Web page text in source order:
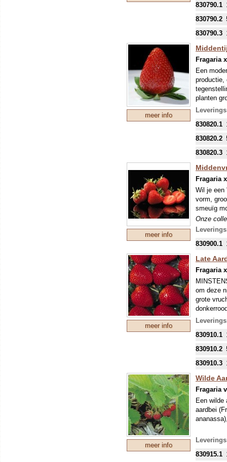
mei
eventuele
830790.1
830790.2
830790.3
meer info
Fragaria
Een
productie,
planten
Onze
nieuwe
mei
830820.1
830820.2
830820.3
meer info
Fragaria
Wil je een
vorm,
smeuïg
Onze
mei
eventuele
830900.1
meer info
Late
Fragaria
om deze
grote
ras
nieuwe
eventuele
830910.1
830910.2
830910.3
meer info
Wilde
Fragaria
Een wilde
aardbei
De
en
bloemen,
830915.1